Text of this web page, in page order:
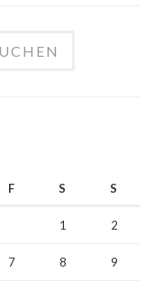
F S S
1 2
7 8 9